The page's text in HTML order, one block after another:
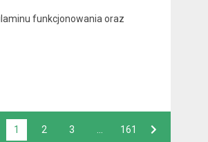
funkcjonowania oraz
1 2 3 161